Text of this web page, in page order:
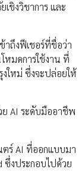
เชิงวิชาการ และ
าถึงฟีเชอร์ที่ชื่อว่า
หมดการใช้งาน ที่
งใหม่ ซึ่งจะปล่อยให้
ย AI ระดับมืออาชีพ
ตร์ AI ที่ออกแบบมา
ซึ่งประกอบไปด้วย